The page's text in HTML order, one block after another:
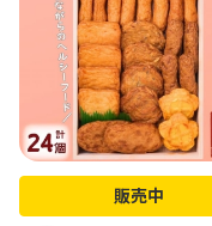
販売中